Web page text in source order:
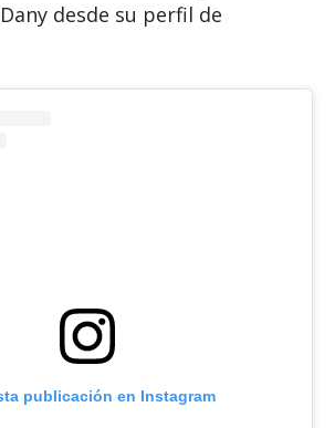
desde su perfil de
publicación en Instagram